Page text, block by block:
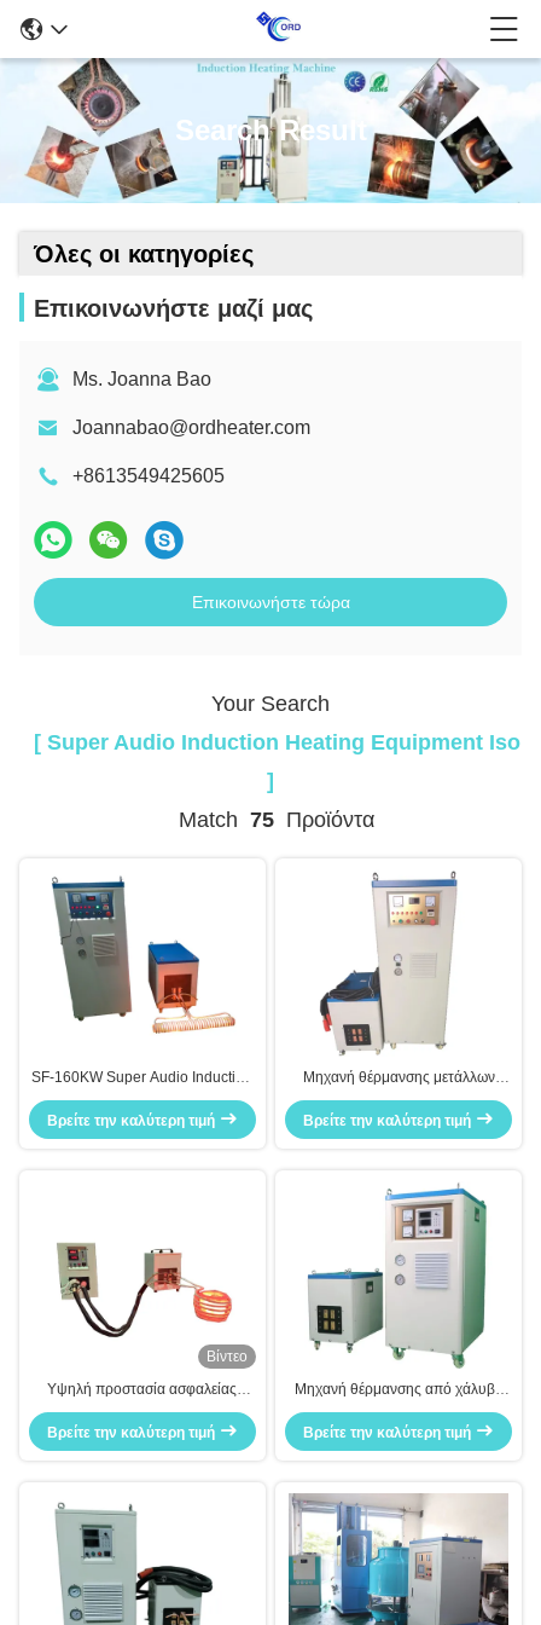
Search Result
Όλες οι κατηγορίες
Επικοινωνήστε μαζί μας
Ms. Joanna Bao
Joannabao@ordheater.com
+8613549425605
Επικοινωνήστε τώρα
Your Search
[ Super Audio Induction Heating Equipment Iso
]
Match 75 Προϊόντα
SF-160KW Super Audio Induction
Heating Equipment for All Metal
Induction Heating Equipment
Βρείτε την καλύτερη τιμή
Μηχανή θέρμανσης μετάλλων
200KW Super Audio Induction
Heating Machine 50-60hz
Βρείτε την καλύτερη τιμή
Βίντεο
Υψηλή προστασία ασφαλείας
εγγυημένη
Βρείτε την καλύτερη τιμή
Μηχανή θέρμανσης από χάλυβα
20-50Khz Super Audio Induction
Heating Machine 120KW
Βρείτε την καλύτερη τιμή